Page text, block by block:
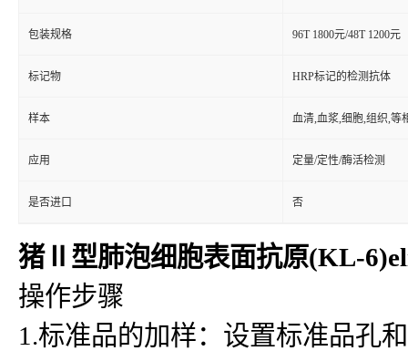
包装规格 96T 1800元/48T 1200元
标记物 HRP标记的检测抗体
样本 血清,血浆,细胞,组织,等
应用 定量/定性/酶活检测
是否进口 否
猪Ⅱ型肺泡细胞表面抗原(KL-
操作步骤
1.标准品的加样：设置标准品孔